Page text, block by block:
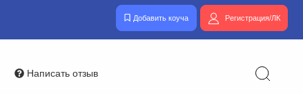
Добавить коуча Регистрация/ЛК
Написать отзыв